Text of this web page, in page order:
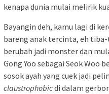
kenapa dunia mulai melirik
Bayangin deh, kamu lagi di
bareng anak tercinta, eh
berubah jadi monster dan
Gong Yoo sebagai Seok Woo
sosok ayah yang cuek jadi
claustrophobicdi dalam